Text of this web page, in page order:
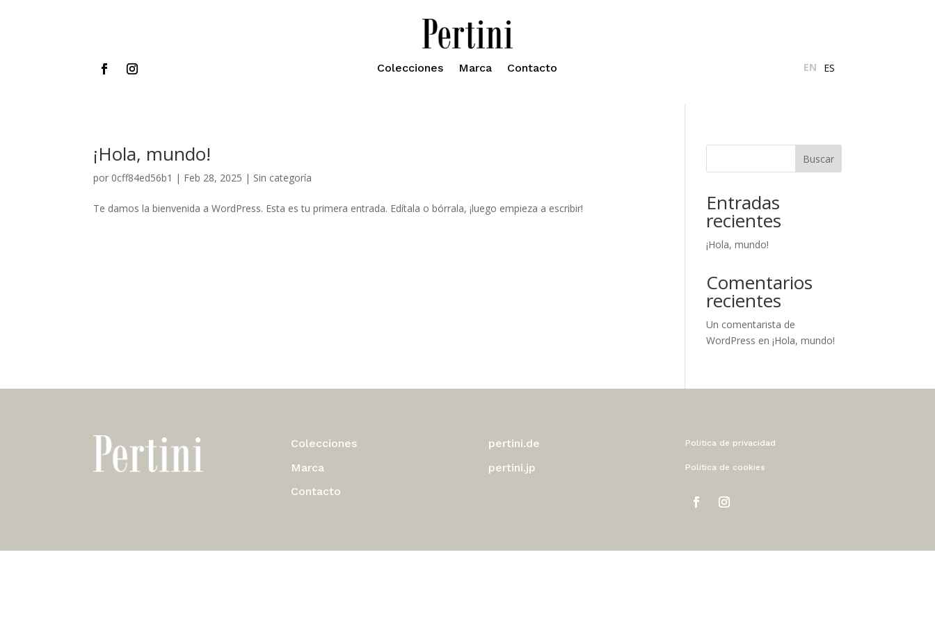
Colecciones Marca Contacto EN ES
¡Hola, mundo!
por 0cff84ed56b1 | Feb 28, 2025 | Sin categoría
Te damos la bienvenida a WordPress. Esta es tu primera entrada. Edítala o bórrala, ¡luego empieza a escribir!
Buscar
Entradas
recientes
¡Hola, mundo!
Comentarios
recientes
Un comentarista de
WordPress en¡Hola, mundo!
Colecciones
Marca
Contacto
pertini.de
pertini.jp
Politica de privacidad
Politica de cookies